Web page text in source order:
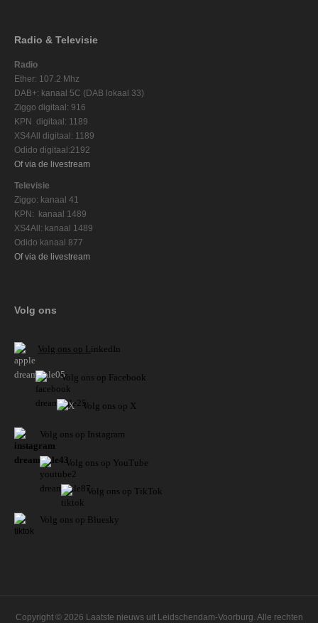
Radio & Televisie
Radio
Ether: 107.2 Mhz
DAB+: kanaal 5C (DAB lokaal 33)
Ziggo digitaal: 916
KPN digitaal: 1189
XS4All digitaal: 1189
Odido digitaal:2192
Of via de livestream
Televisie
Ziggo: kanaal 41
KPN: kanaal 1489
XS4All: kanaal 1489
Odido kanaal 877
Of via de livestream
Volg ons
Volg ons op LinkedIn
Volg ons op Facebook
Volg ons op X
Volg ons op Instagram
Volg ons op YouTube
Volg ons op TikTok
Volg ons op Bluesky
Copyright © 2026 Laatste nieuws uit Leidschendam-Voorburg. Alle rechten